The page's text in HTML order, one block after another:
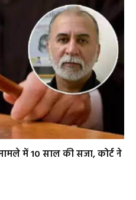
में 10 साल की सजा, कोर्ट ने